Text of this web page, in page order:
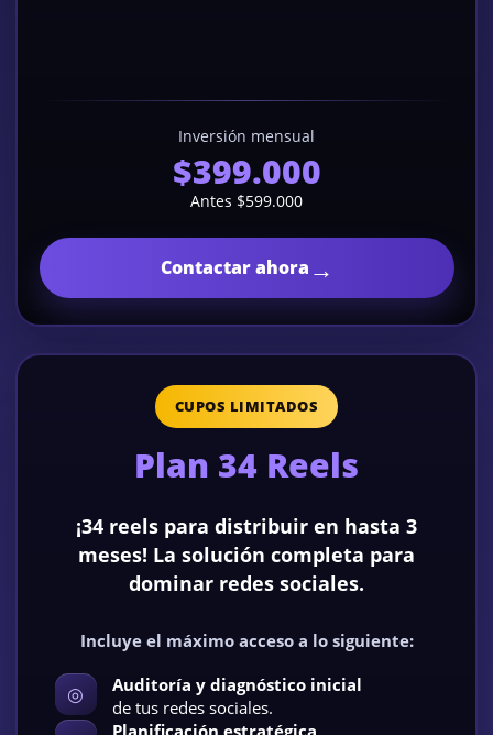
Inversión mensual
$399.000
Antes $599.000
Contactar ahora →
CUPOS LIMITADOS
Plan 34 Reels
¡34 reels para distribuir en hasta 3
meses! La solución completa para
dominar redes sociales.
Incluye el máximo acceso a lo siguiente:
◎
Auditoría y diagnóstico inicial
de tus redes sociales.